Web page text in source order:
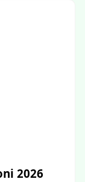
2026